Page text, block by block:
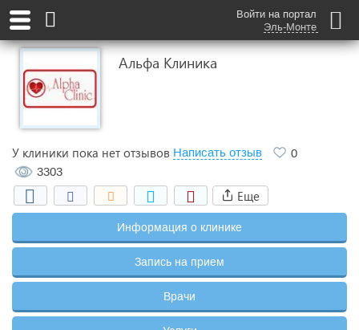
Войти на портал
Эль-Монте
Альфа Клиника
У клиники пока нет отзывов Написать отзыв
0
3303
Еще
Информация о клинике
Запись на прием
Врачи